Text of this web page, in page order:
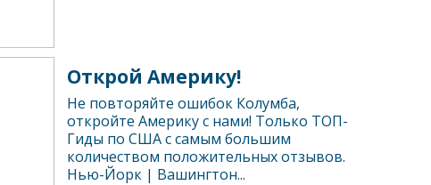
Открой Америку!
Не повторяйте ошибок Колумба,
откройте Америку с нами! Только ТОП-
Гиды по США с самым большим
количеством положительных отзывов.
Нью-Йорк | Вашингтон...